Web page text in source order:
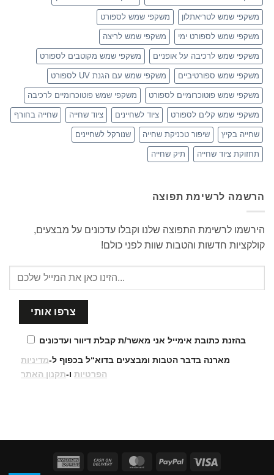
משקפי שמש לטריאתלון משקפי שמש לספורט
משקפי שמש לספורט ימי משקפי שמש לריצה
משקפי שמש לרכיבה על אופניים משקפי שמש מקוטבים לספורט
משקפי שמש ספורטיביים משקפי שמש עם הגנת UV לספורט
משקפי שמש פוטוכרומיים לספורט משקפי שמש פוטוכרומיים לרכיבה
משקפי שמש קלים לספורט ציוד לשחיינים ציוד שחייה שחייה בחורף
שחייה בקיץ שיפור טכניקת שחייה שנורקל לשחיינים
תחזוקת ציוד שחייה תיק שחייה
הרשמה לרשימת תפוצה
הירשמו לרשימת התפוצה שלנו וקבלו עדכונים על מבצעים,
קולקציות חדשות והטבות שוות לפני כולם!
בהזנת כתובת אימייל אני מאשר/ת קבלת דיוור ועדכונים
מארנה בדבר הטבות ומבצעים בדוא“ל בכפוף ל-מדיניות
הפרטיותו-תקנון האתר
Visa
PayPal
MasterCard
Cash